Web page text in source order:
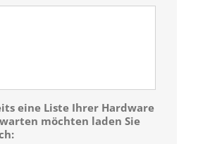
eine Liste Ihrer Hardware
möchten laden Sie